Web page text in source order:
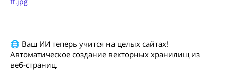
🌐 Ваш ИИ теперь учится на целых сайтах!
Автоматическое создание векторных хранилищ из
веб-страниц.